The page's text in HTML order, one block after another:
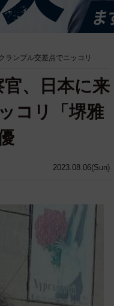
ランブル交差点でニッコリ
2023.08.06(Sun)
官、日本に来
コリ「堺雅